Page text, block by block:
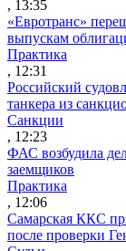
, 13:35
«Евротранс»
выпускам
Практика
, 12:31
Российский
танкера из
Санкции
, 12:23
ФАС возбудила
заемщиков
Практика
, 12:06
Самарская ККС
после проверки